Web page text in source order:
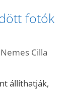
fotók
Nemes Cilla
állíthatják,